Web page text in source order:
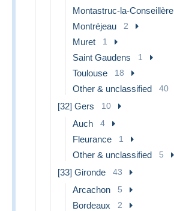
Montastruc-la-Conseillère
Montréjeau 2
Muret 1
Saint Gaudens 1
Toulouse 18
Other & unclassified 40
[32] Gers 10
Auch 4
Fleurance 1
Other & unclassified 5
[33] Gironde 43
Arcachon 5
Bordeaux 2